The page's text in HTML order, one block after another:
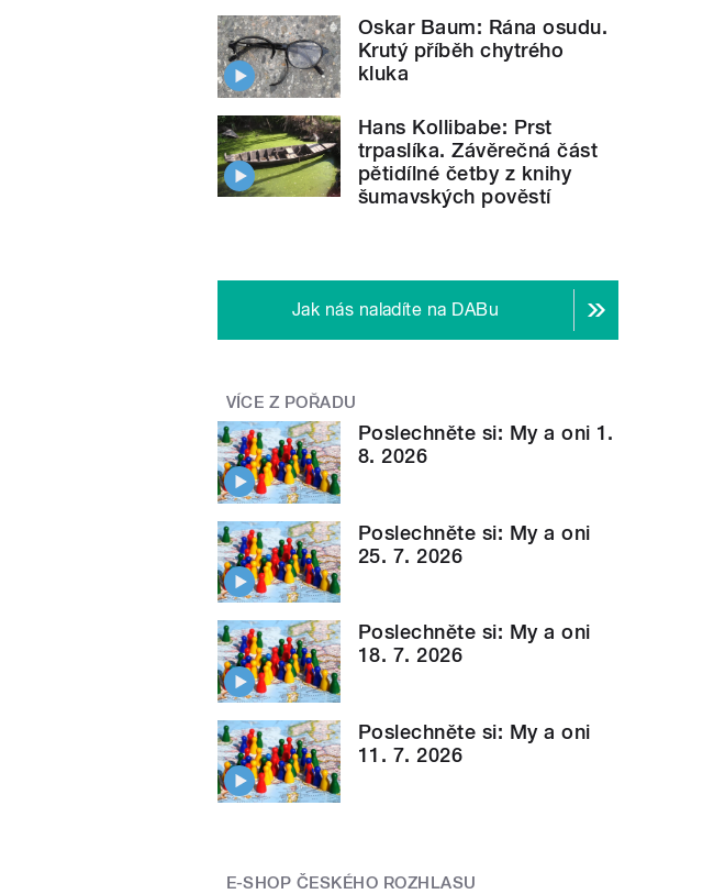
Oskar Baum: Rána osudu.
Krutý příběh chytrého
kluka
Hans Kollibabe: Prst
trpaslíka. Závěrečná část
pětidílné četby z knihy
šumavských pověstí
Jak nás naladíte na DABu
VÍCE Z POŘADU
Poslechněte si: My a oni 1.
8. 2026
Poslechněte si: My a oni
25. 7. 2026
Poslechněte si: My a oni
18. 7. 2026
Poslechněte si: My a oni
11. 7. 2026
E-SHOP ČESKÉHO ROZHLASU